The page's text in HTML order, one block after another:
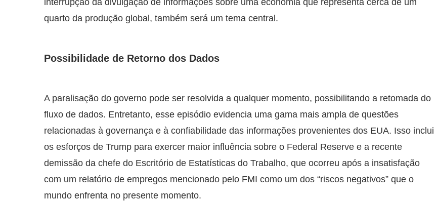
quarto da produção global, também será um tema central.
Possibilidade de Retorno dos Dados
A paralisação do governo pode ser resolvida a qualquer momento, possibilitando a retomada do
fluxo de dados. Entretanto, esse episódio evidencia uma gama mais ampla de questões
relacionadas à governança e à confiabilidade das informações provenientes dos EUA. Isso inclui
os esforços de Trump para exercer maior influência sobre o Federal Reserve e a recente
demissão da chefe do Escritório de Estatísticas do Trabalho, que ocorreu após a insatisfação
com um relatório de empregos mencionado pelo FMI como um dos “riscos negativos” que o
mundo enfrenta no presente momento.